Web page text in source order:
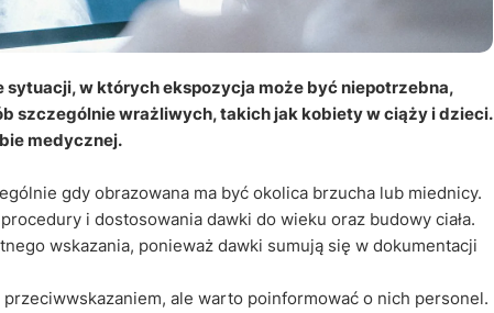
w których ekspozycja może być niepotrzebna,
szczególnie wrażliwych, takich jak kobiety w ciąży i dzieci.
medycznej.
gdy obrazowana ma być okolica brzucha lub miednicy.
i dostosowania dawki do wieku oraz budowy ciała.
wskazania, ponieważ dawki sumują się w dokumentacji
ale warto poinformować o nich personel.